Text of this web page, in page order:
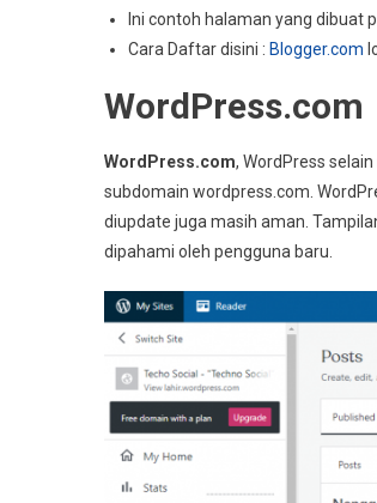
Ini contoh halaman yang dibuat
Cara Daftar disini : Blogger.com
WordPress.com
WordPress.com, WordPress
subdomain wordpress.com.
diupdate juga masih aman.
dipahami oleh pengguna baru.